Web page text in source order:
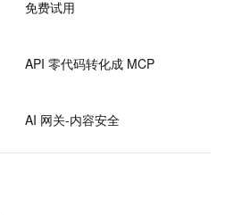
免费试用
API 零代码转化成 MCP
AI 网关-内容安全